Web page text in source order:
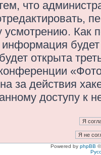
что
Как
открыта
за действия
доступу к
Powered by phpBB